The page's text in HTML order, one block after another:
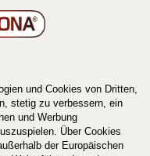
begrenzt
bei
Wunden und